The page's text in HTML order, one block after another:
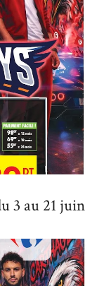
3 au 21 juin